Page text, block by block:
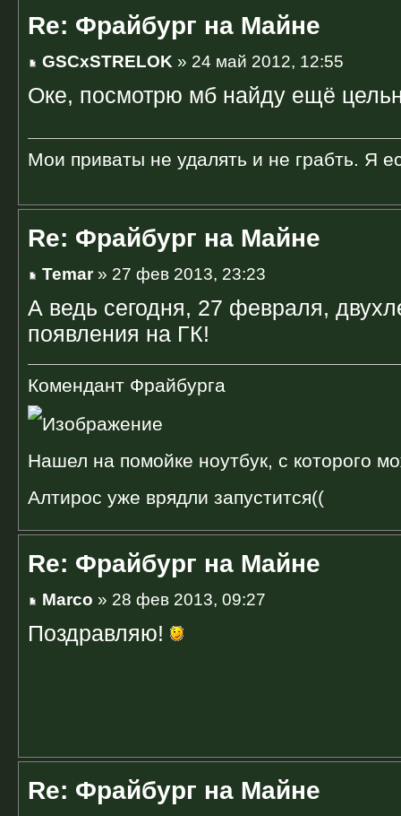
Re: Фрайбург на Майне
GSCxSTRELOK » 24 май 2012, 12:55
Оке, посмотрю мб найду ещё
Мои приваты не удалять и не грабть. Я
Re: Фрайбург на Майне
Temar» 27 фев 2013, 23:23
А ведь сегодня, 27 февраля,
появления на ГК!
Комендант Фрайбурга
Нашел на помойке ноутбук, с которого
Алтирос уже врядли запустится((
Re: Фрайбург на Майне
Marco » 28 фев 2013, 09:27
Поздравляю!
Re: Фрайбург на Майне